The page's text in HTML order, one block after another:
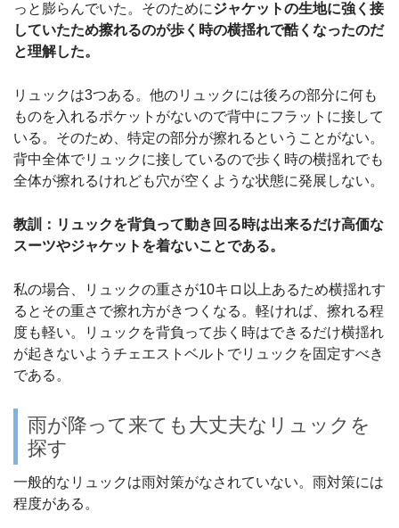
っと膨らんでいた。そのためにジャケットの生地に強く接
していたため擦れるのが歩く時の横揺れで酷くなったのだ
と理解した。
リュックは3つある。他のリュックには後ろの部分に何も
ものを入れるポケットがないので背中にフラットに接して
いる。そのため、特定の部分が擦れるということがない。
背中全体でリュックに接しているので歩く時の横揺れでも
全体が擦れるけれども穴が空くような状態に発展しない。
教訓：リュックを背負って動き回る時は出来るだけ高価な
スーツやジャケットを着ないことである。
私の場合、リュックの重さが10キロ以上あるため横揺れす
るとその重さで擦れ方がきつくなる。軽ければ、擦れる程
度も軽い。リュックを背負って歩く時はできるだけ横揺れ
が起きないようチェエストベルトでリュックを固定すべき
である。
雨が降って来ても大丈夫なリュックを
探す
一般的なリュックは雨対策がなされていない。雨対策には
程度がある。